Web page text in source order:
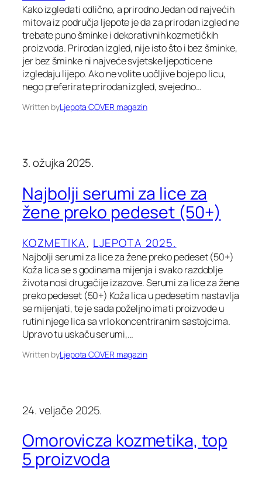
Kako izgledati odlično, a prirodno Jedan od najvećih
mitova iz područja ljepote je da za prirodan izgled ne
trebate puno šminke i dekorativnih kozmetičkih
proizvoda. Prirodan izgled, nije isto što i bez šminke,
jer bez šminke ni najveće svjetske ljepotice ne
izgledaju lijepo. Ako ne volite uočljive boje po licu,
nego preferirate prirodan izgled, svejedno…
Written byLjepota COVER magazin
3. ožujka 2025.
Najbolji serumi za lice za
žene preko pedeset (50+)
KOZMETIKA, LJEPOTA 2025.
Najbolji serumi za lice za žene preko pedeset (50+)
Koža lica se s godinama mijenja i svako razdoblje
života nosi drugačije izazove. Serumi za lice za žene
preko pedeset (50+) Koža lica u pedesetim nastavlja
se mijenjati, te je sada poželjno imati proizvode u
rutini njege lica sa vrlo koncentriranim sastojcima.
Upravo tu uskaču serumi,…
Written byLjepota COVER magazin
24. veljače 2025.
Omorovicza kozmetika, top
5 proizvoda